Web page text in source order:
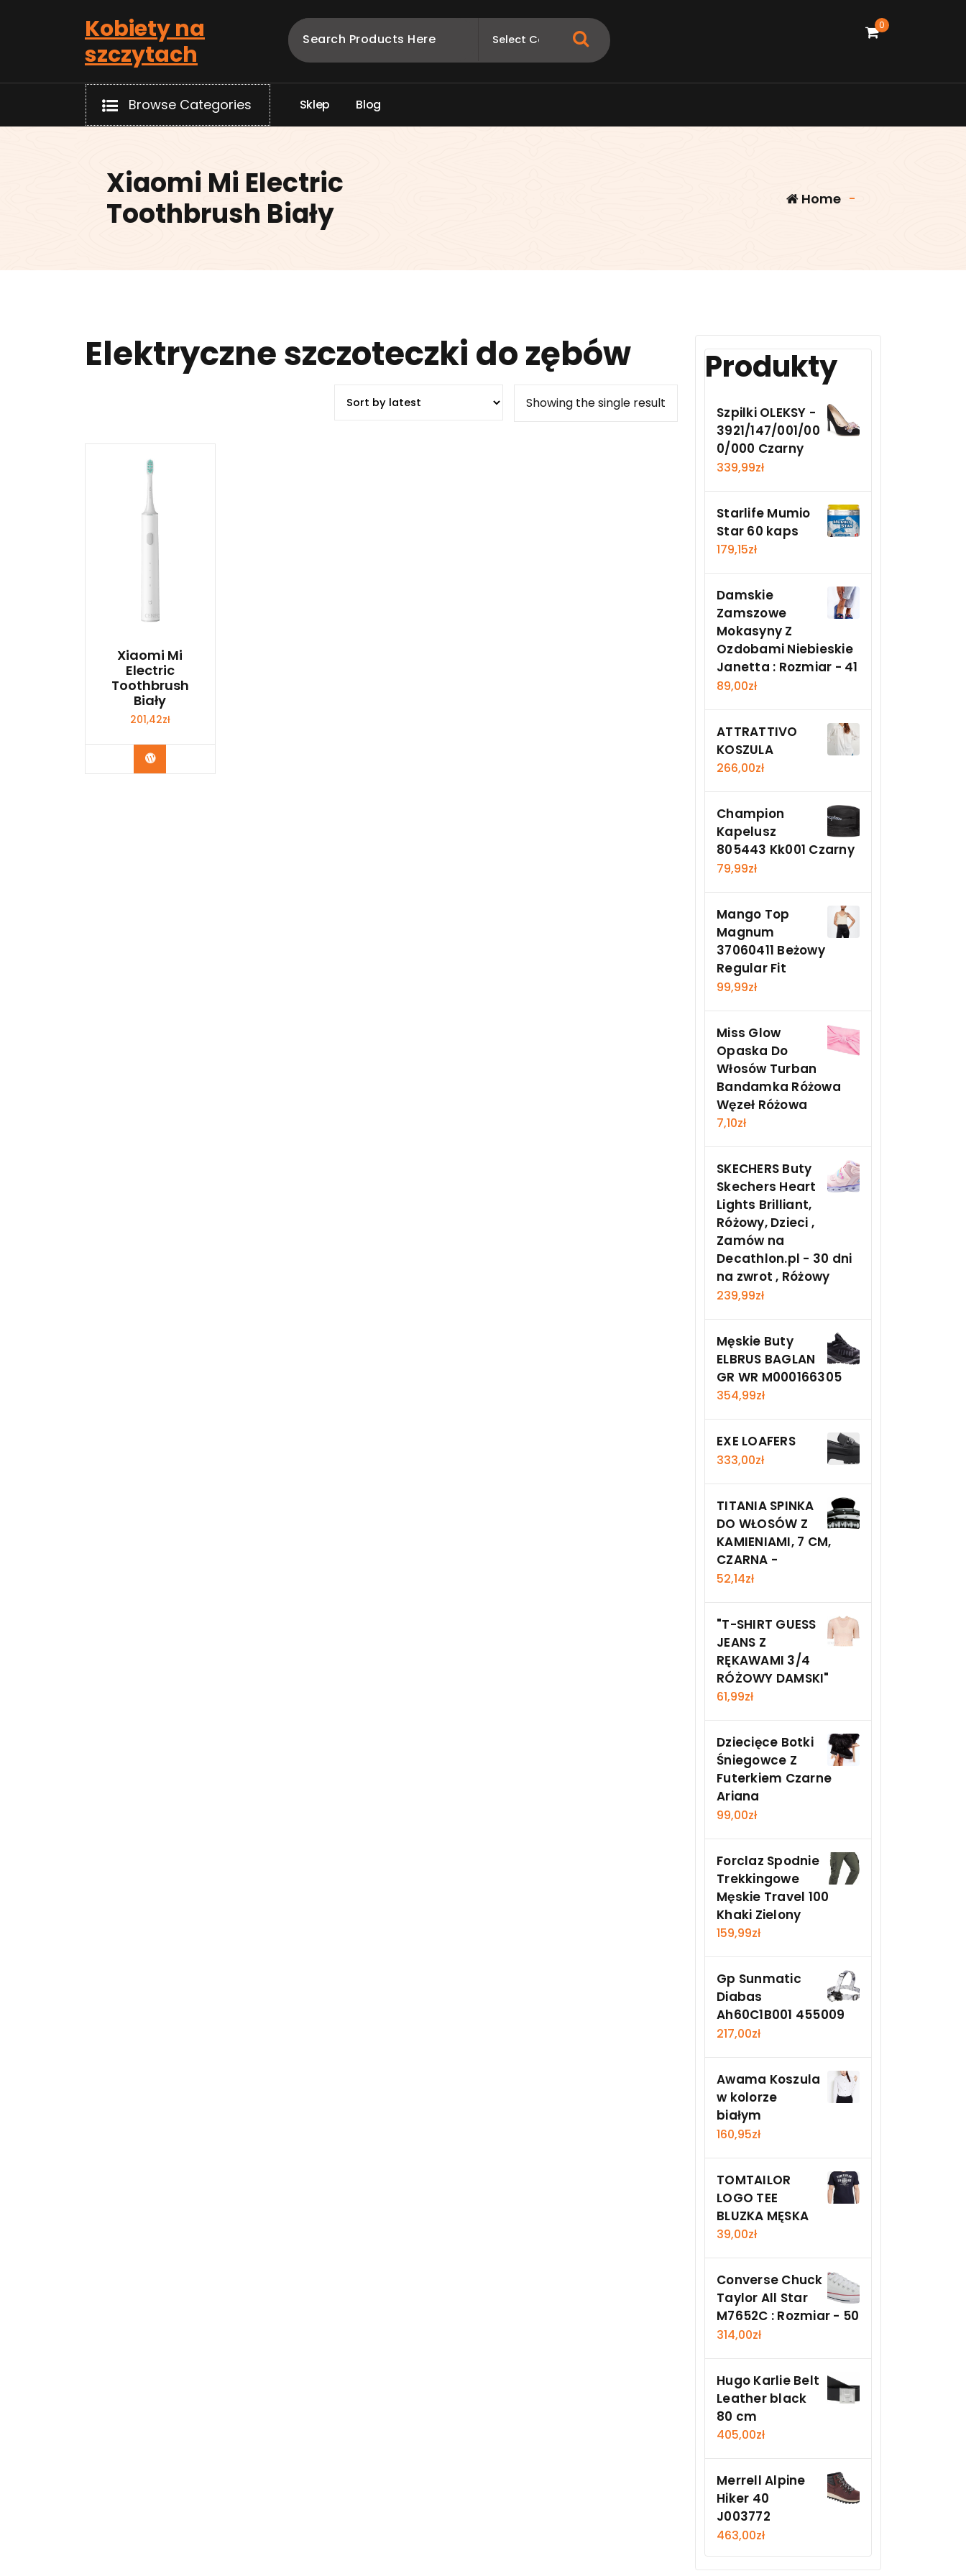
Kobiety na
szczytach
0
Browse Categories Sklep Blog
Xiaomi Mi Electric
Toothbrush Biały
Home -
Elektryczne szczoteczki do zębów
Showing the single result
Xiaomi Mi
Electric
Toothbrush
Biały
201,42zł
Kup Teraz
Produkty
Szpilki OLEKSY -
3921/147/001/00
0/000 Czarny
339,99zł
Starlife Mumio
Star 60 kaps
179,15zł
Damskie
Zamszowe
Mokasyny Z
Ozdobami Niebieskie
Janetta : Rozmiar - 41
89,00zł
ATTRATTIVO
KOSZULA
266,00zł
Champion
Kapelusz
805443 Kk001 Czarny
79,99zł
Mango Top
Magnum
37060411 Beżowy
Regular Fit
99,99zł
Miss Glow
Opaska Do
Włosów Turban
Bandamka Różowa
Węzeł Różowa
7,10zł
SKECHERS Buty
Skechers Heart
Lights Brilliant,
Różowy, Dzieci ,
Zamów na
Decathlon.pl - 30 dni
na zwrot , Różowy
239,99zł
Męskie Buty
ELBRUS BAGLAN
GR WR M000166305
354,99zł
EXE LOAFERS
333,00zł
TITANIA SPINKA
DO WŁOSÓW Z
KAMIENIAMI, 7 CM,
CZARNA -
52,14zł
"T-SHIRT GUESS
JEANS Z
RĘKAWAMI 3/4
RÓŻOWY DAMSKI"
61,99zł
Dziecięce Botki
Śniegowce Z
Futerkiem Czarne
Ariana
99,00zł
Forclaz Spodnie
Trekkingowe
Męskie Travel 100
Khaki Zielony
159,99zł
Gp Sunmatic
Diabas
Ah60C1B001 455009
217,00zł
Awama Koszula
w kolorze
białym
160,95zł
TOMTAILOR
LOGO TEE
BLUZKA MĘSKA
39,00zł
Converse Chuck
Taylor All Star
M7652C : Rozmiar - 50
314,00zł
Hugo Karlie Belt
Leather black
80 cm
405,00zł
Merrell Alpine
Hiker 40
J003772
463,00zł